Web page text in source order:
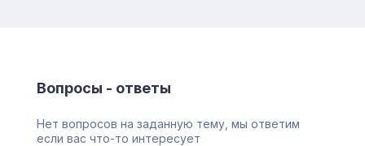
Вопросы - ответы
Нет вопросов на заданную тему, мы ответим
если вас что-то интересует